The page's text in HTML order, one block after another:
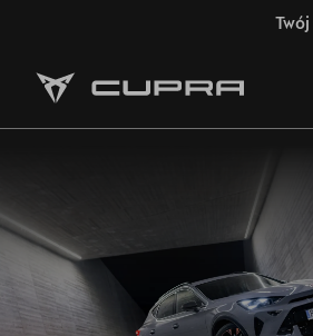
Jazda próbna CUPRĄ
Kontakt